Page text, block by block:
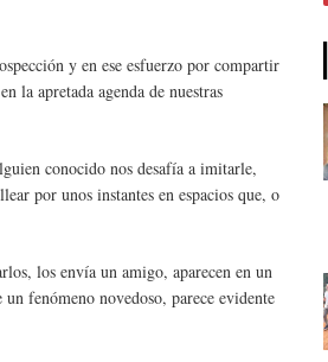
y en ese esfuerzo por compartir
la apretada agenda de nuestras
conocido nos desafía a imitarle,
por unos instantes en espacios que, o
los envía un amigo, aparecen en un
fenómeno novedoso, parece evidente